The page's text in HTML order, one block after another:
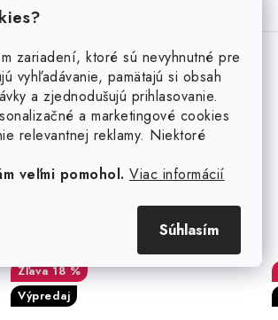
zariadení, ktoré sú nevyhnutné pre
vyhľadávanie, pamätajú si obsah
a zjednodušujú prihlasovanie.
a marketingové cookies
relevantnej reklamy. Niektoré
veľmi pomohol. Viac informácií
Súhlasím
Strieborné náušnice Gemma s
pravým ruženínom
18 %
Výpredaj